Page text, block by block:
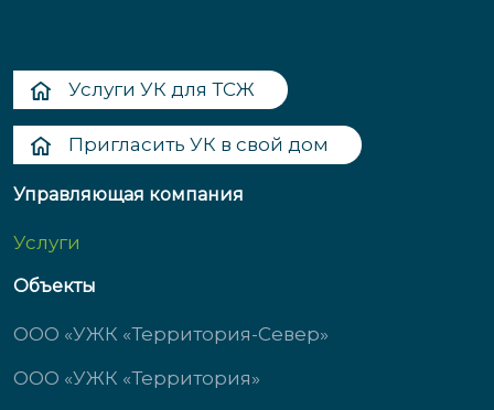
Услуги УК для ТСЖ
Пригласить УК в свой дом
Управляющая компания
Услуги
Объекты
ООО «УЖК «Территория-Север»
ООО «УЖК «Территория»